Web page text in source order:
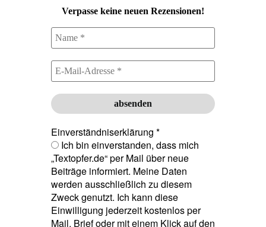
Verpasse keine neuen Rezensionen!
Einverständniserklärung *
Ich bin einverstanden, dass mich
„Textopfer.de“ per Mail über neue
Beiträge informiert. Meine Daten
werden ausschließlich zu diesem
Zweck genutzt. Ich kann diese
Einwilligung jederzeit kostenlos per
Mail, Brief oder mit einem Klick auf den